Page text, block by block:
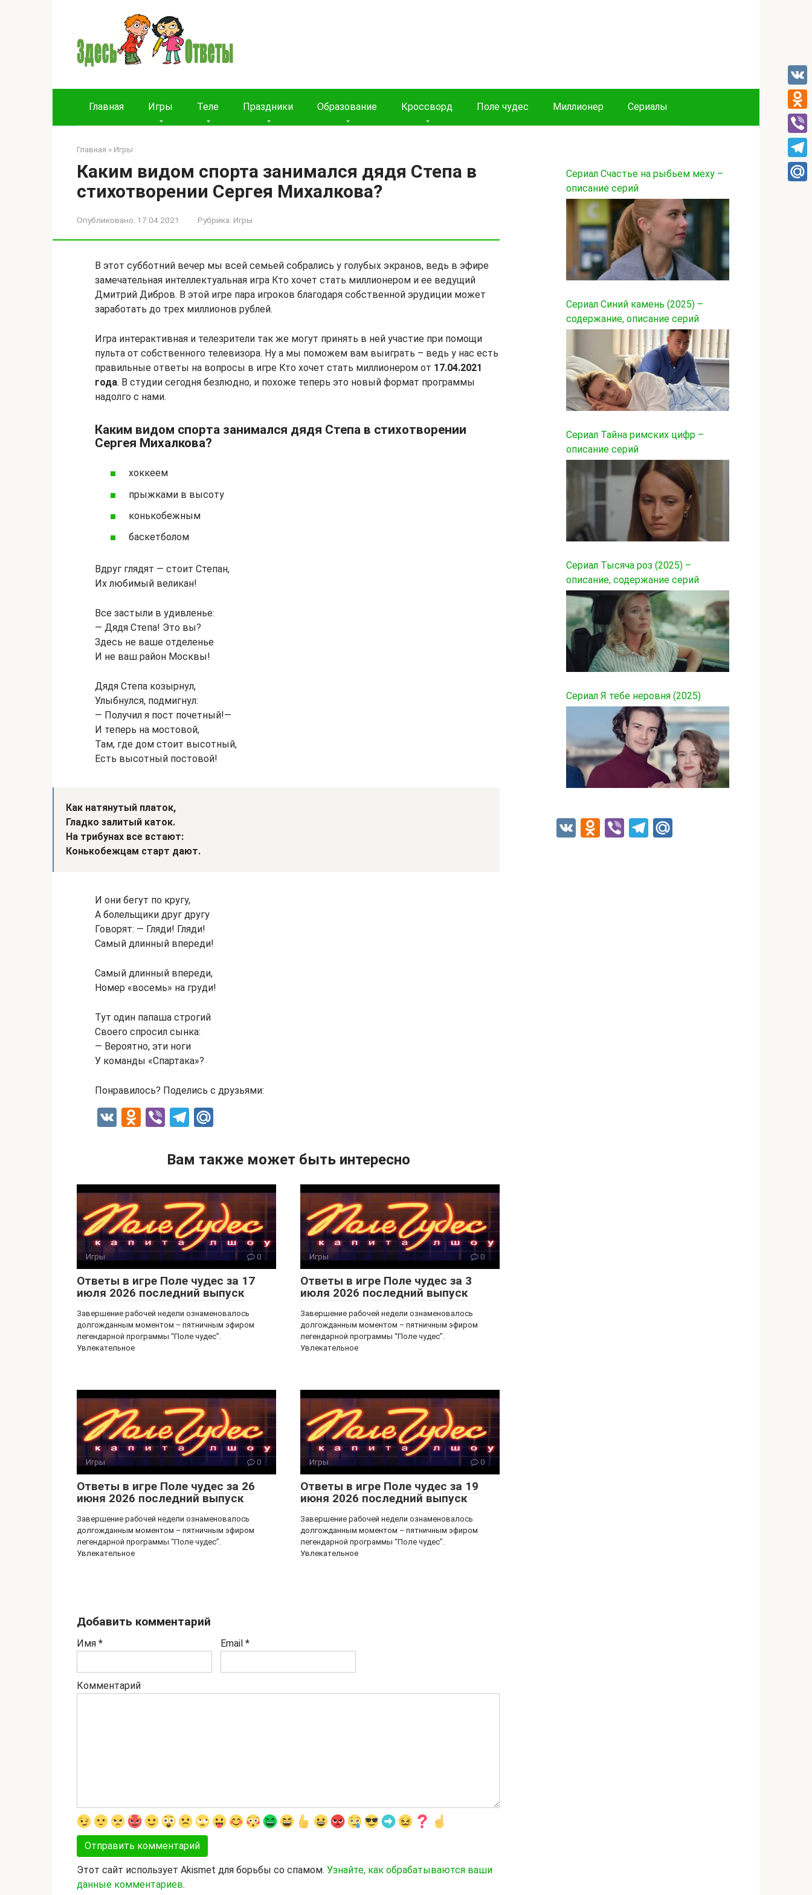
Главная Игры Теле Праздники Образование Кроссворд Поле чудес Миллионер Сериалы
Главная » Игры
Каким видом спорта занимался дядя Степа в
стихотворении Сергея Михалкова?
Опубликовано: 17.04.2021 Рубрика: Игры
В этот субботний вечер мы всей семьей собрались у голубых экранов, ведь в эфире
замечательная интеллектуальная игра Кто хочет стать миллионером и ее ведущий
Дмитрий Дибров. В этой игре пара игроков благодаря собственной эрудиции может
заработать до трех миллионов рублей.
Игра интерактивная и телезрители так же могут принять в ней участие при помощи
пульта от собственного телевизора. Ну а мы поможем вам выиграть – ведь у нас есть
правильные ответы на вопросы в игре Кто хочет стать миллионером от 17.04.2021
года. В студии сегодня безлюдно, и похоже теперь это новый формат программы
надолго с нами.
Каким видом спорта занимался дядя Степа в стихотворении
Сергея Михалкова?
хоккеем
прыжками в высоту
конькобежным
баскетболом
Вдруг глядят — стоит Степан,
Их любимый великан!
Все застыли в удивленье:
— Дядя Степа! Это вы?
Здесь не ваше отделенье
И не ваш район Москвы!
Дядя Степа козырнул,
Улыбнулся, подмигнул:
— Получил я пост почетный!—
И теперь на мостовой,
Там, где дом стоит высотный,
Есть высотный постовой!
Как натянутый платок,
Гладко залитый каток.
На трибунах все встают:
Конькобежцам старт дают.
И они бегут по кругу,
А болельщики друг другу
Говорят: — Гляди! Гляди!
Самый длинный впереди!
Самый длинный впереди,
Номер «восемь» на груди!
Тут один папаша строгий
Своего спросил сынка:
— Вероятно, эти ноги
У команды «Спартака»?
Понравилось? Поделись с друзьями:
V
O
kl
a
ss
ni
ki
Vi
er
T
e
a
m
.R
Вам также может быть интересно
Игры 0
Ответы в игре Поле чудес за 17
июля 2026 последний выпуск
Завершение рабочей недели ознаменовалось
долгожданным моментом – пятничным эфиром
легендарной программы “Поле чудес”.
Увлекательное
Игры 0
Ответы в игре Поле чудес за 3
июля 2026 последний выпуск
Завершение рабочей недели ознаменовалось
долгожданным моментом – пятничным эфиром
легендарной программы “Поле чудес”.
Увлекательное
Игры 0
Ответы в игре Поле чудес за 26
июня 2026 последний выпуск
Завершение рабочей недели ознаменовалось
долгожданным моментом – пятничным эфиром
легендарной программы “Поле чудес”.
Увлекательное
Игры 0
Ответы в игре Поле чудес за 19
июня 2026 последний выпуск
Завершение рабочей недели ознаменовалось
долгожданным моментом – пятничным эфиром
легендарной программы “Поле чудес”.
Увлекательное
Добавить комментарий
Имя * Email *
Комментарий
Этот сайт использует Akismet для борьбы со спамом. Узнайте, как обрабатываются ваши
данные комментариев.
Сериал Счастье на рыбьем меху –
описание серий
Сериал Синий камень (2025) –
содержание, описание серий
Сериал Тайна римских цифр –
описание серий
Сериал Тысяча роз (2025) –
описание, содержание серий
Сериал Я тебе неровня (2025)
VK Odnoklassniki
ViberTelegram
VK
Viber